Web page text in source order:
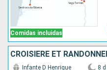
Comidas incluidas
Infante D Henrique 8 d